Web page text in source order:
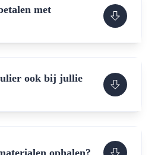
met
ook bij jullie
ophalen?